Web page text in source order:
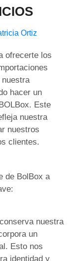
Ortiz
ofrecerte los
hacer un
Este
nuestra
nuestros
clientes.
de BolBox a
nuestra
un
Esto nos
identidad y